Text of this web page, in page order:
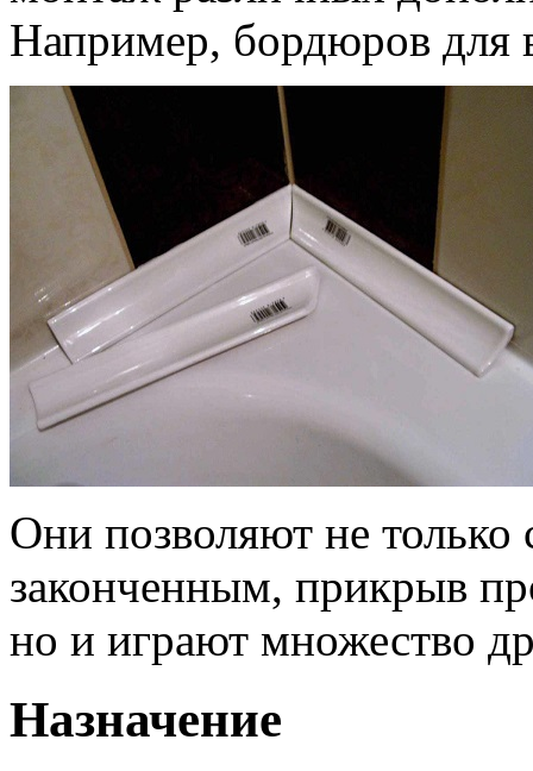
Например, бордюров для
Они позволяют не
законченным, прикрыв
но и играют множество
Назначение